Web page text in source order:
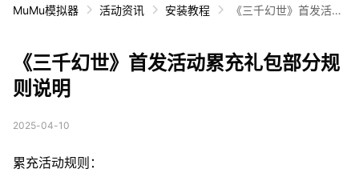
MuMu模拟器 活动资讯 安装教程
《三千幻世》首发活动
《三千幻世》首发活动累充礼包部分规
则说明
2025-04-10
累充活动规则：